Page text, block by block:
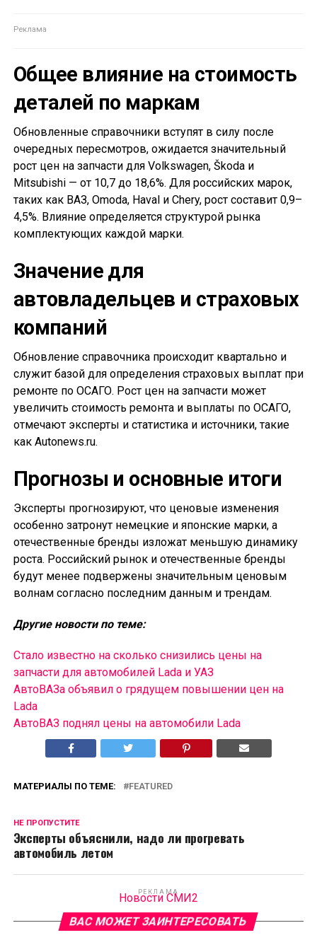
Общее влияние на стоимость
деталей по маркам
Обновленные справочники вступят в силу после
очередных пересмотров, ожидается значительный
рост цен на запчасти для Volkswagen, Škoda и
Mitsubishi — от 10,7 до 18,6%. Для российских марок,
таких как ВАЗ, Omoda, Haval и Chery, рост составит 0,9–
4,5%. Влияние определяется структурой рынка
комплектующих каждой марки.
Значение для
автовладельцев и страховых
компаний
Обновление справочника происходит квартально и
служит базой для определения страховых выплат при
ремонте по ОСАГО. Рост цен на запчасти может
увеличить стоимость ремонта и выплаты по ОСАГО,
отмечают эксперты и статистика и источники, такие
как Autonews.ru.
Прогнозы и основные итоги
Эксперты прогнозируют, что ценовые изменения
особенно затронут немецкие и японские марки, а
отечественные бренды изложат меньшую динамику
роста. Российский рынок и отечественные бренды
будут менее подвержены значительным ценовым
волнам согласно последним данным и трендам.
Другие новости по теме:
Стало известно на сколько снизились цены на
запчасти для автомобилей Lada и УАЗ
АвтоВАЗа объявил о грядущем повышении цен на
Lada
АвтоВАЗ поднял цены на автомобили Lada
МАТЕРИАЛЫ ПО ТЕМЕ: FEATURED
НЕ ПРОПУСТИТЕ
Эксперты объяснили, надо ли прогревать
автомобиль летом
РЕКЛАМА
Новости СМИ2
ВАС МОЖЕТ ЗАИНТЕРЕСОВАТЬ